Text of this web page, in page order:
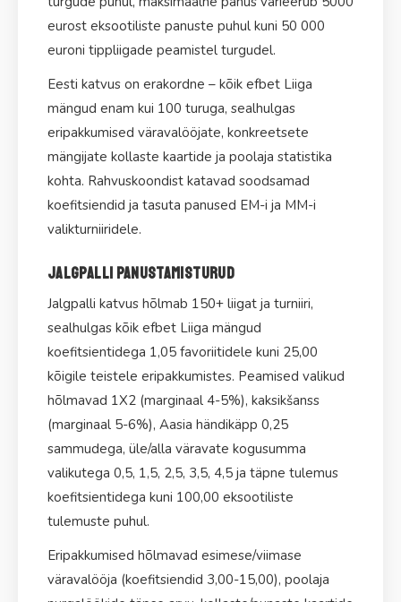
eurost eksootiliste panuste puhul kuni 50 000
euroni tippliigade peamistel turgudel.
Eesti katvus on erakordne – kõik efbet Liiga
mängud enam kui 100 turuga, sealhulgas
eripakkumised väravalööjate, konkreetsete
mängijate kollaste kaartide ja poolaja statistika
kohta. Rahvuskoondist katavad soodsamad
koefitsiendid ja tasuta panused EM-i ja MM-i
valikturniiridele.
Jalgpalli panustamisturud
Jalgpalli katvus hõlmab 150+ liigat ja turniiri,
sealhulgas kõik efbet Liiga mängud
koefitsientidega 1,05 favoriitidele kuni 25,00
kõigile teistele eripakkumistes. Peamised valikud
hõlmavad 1X2 (marginaal 4-5%), kaksikšanss
(marginaal 5-6%), Aasia händikäpp 0,25
sammudega, üle/alla väravate kogusumma
valikutega 0,5, 1,5, 2,5, 3,5, 4,5 ja täpne tulemus
koefitsientidega kuni 100,00 eksootiliste
tulemuste puhul.
Eripakkumised hõlmavad esimese/viimase
väravalööja (koefitsiendid 3,00-15,00), poolaja